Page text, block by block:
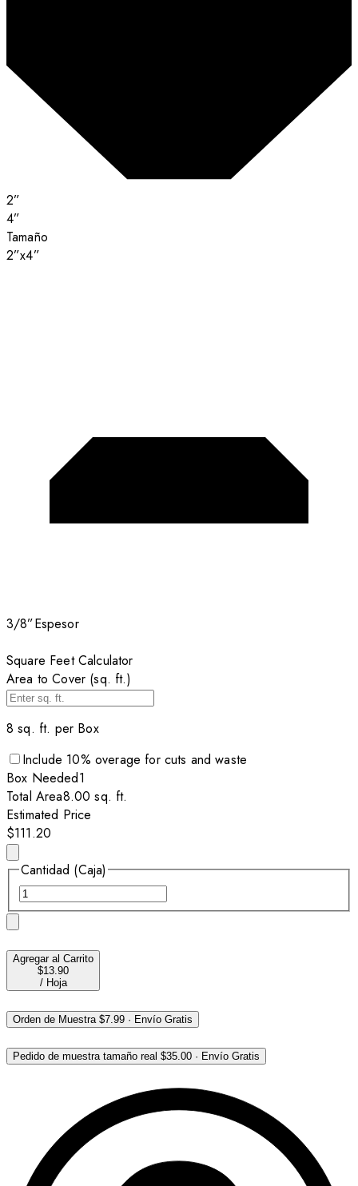
2”
4”
Tamaño
2”x4”
3/8”Espesor
Square Feet Calculator
Area to Cover (sq. ft.)
8 sq. ft. per Box
Include 10% overage for cuts and waste
Box Needed1
Total Area8.00 sq. ft.
Estimated Price
$111.20
Cantidad (Caja)
Agregar al Carrito
$13.90
/ Hoja
Orden de Muestra $7.99 · Envío Gratis
Pedido de muestra tamaño real $35.00 · Envío Gratis